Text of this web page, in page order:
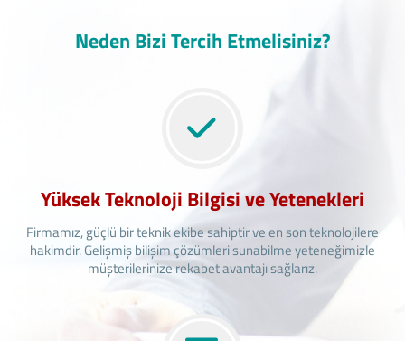
Neden Bizi Tercih Etmelisiniz?
Yüksek Teknoloji Bilgisi ve Yetenekleri
Firmamız, güçlü bir teknik ekibe sahiptir ve en son teknolojilere
hakimdir. Gelişmiş bilişim çözümleri sunabilme yeteneğimizle
müşterilerinize rekabet avantajı sağlarız.